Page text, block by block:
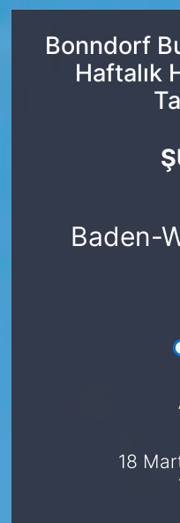
Bonndorf
Haftalık
Baden-
18
SPOR
DEUTSCH
Tüm Manşetler
Son Dakika